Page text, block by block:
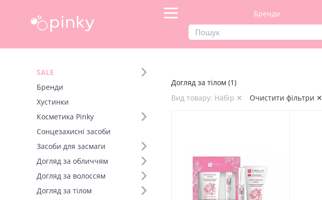
Бренди
SALE
Бренди
Хустинки
Косметика Pinky
Сонцезахисні засоби
Засоби для засмаги
Догляд за обличчям
Догляд за волоссям
Догляд за тілом
Фільтр
Вид товару (48)
Догляд за тілом (1)
Вид товару: Набір ✕
Очистити фільтри ✕